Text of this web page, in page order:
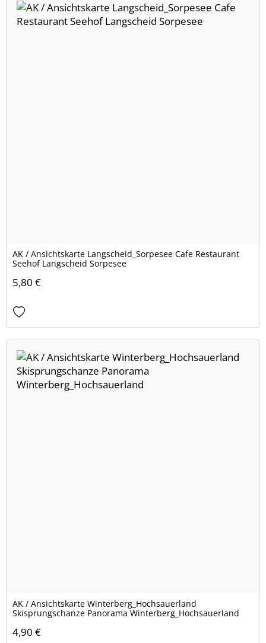
AK / Ansichtskarte Langscheid_Sorpesee Cafe Restaurant
Seehof Langscheid Sorpesee
5,80 €
AK / Ansichtskarte Winterberg_Hochsauerland
Skisprungschanze Panorama Winterberg_Hochsauerland
4,90 €